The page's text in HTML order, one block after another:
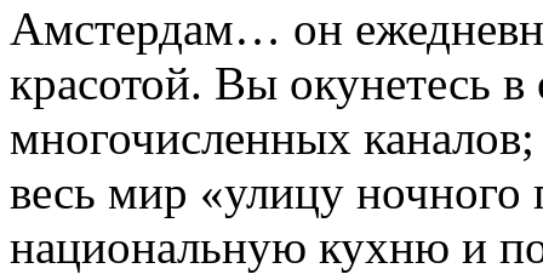
Амстердам… он
красотой. Вы окунетесь в
многочисленных
весь мир «улицу ночного
национальную кухню и